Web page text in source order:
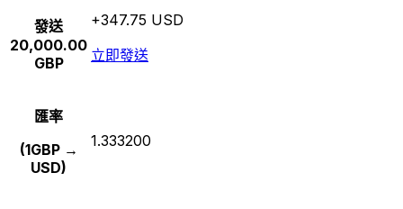
發送
20,000.00
GBP
+347.75 USD
立即發送
匯率
(1GBP →
USD)
1.333200